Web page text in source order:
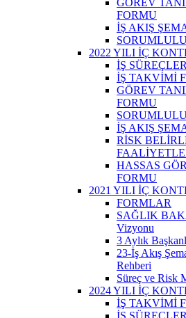
FORMU
İŞ AKIŞ
2022 YILI İÇ
İŞ
İŞ TAKVİMİ
GÖREV
FORMU
İŞ AKIŞ
RİSK
HASSAS
FORMU
2021 YILI İÇ
FORMLAR
SAĞLIK
Vizyonu
3 Aylık
23-İş Akış
Rehberi
Süreç ve Risk
2024 YILI İÇ
İŞ TAKVİMİ
İŞ